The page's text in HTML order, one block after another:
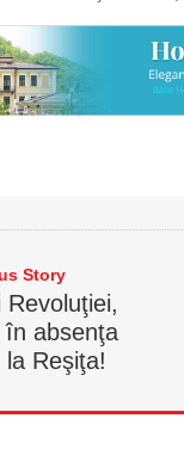
Story
absenţa
la Reşiţa!